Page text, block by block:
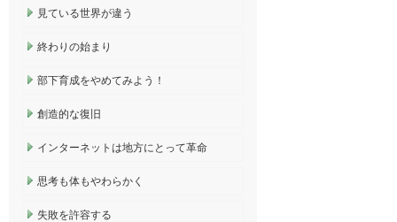
見ている世界が違う
終わりの始まり
部下育成をやめてみよう！
創造的な復旧
インターネットは地方にとって革命
思考も体もやわらかく
失敗を許容する